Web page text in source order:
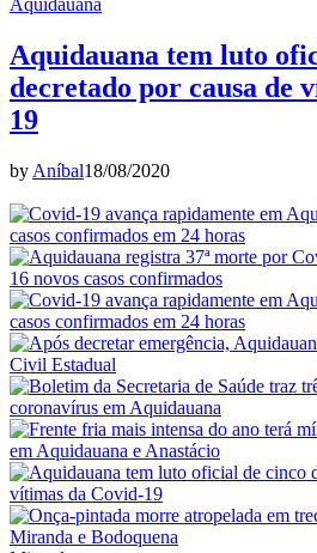
Aquidauana
Aquidauana tem luto
decretado por causa de
19
by Aníbal18/08/2020